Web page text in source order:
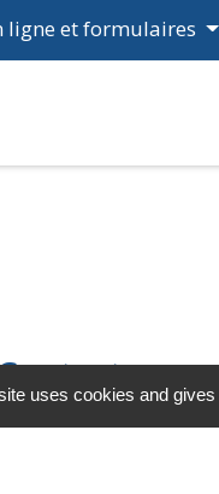
ligne et formulaires
uses cookies and